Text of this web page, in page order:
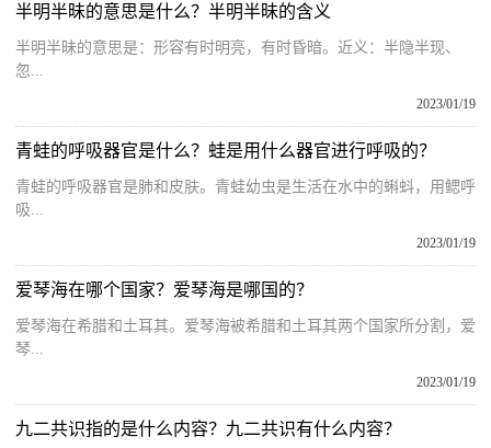
半明半昧的意思是什么？半明半昧的含义
半明半昧的意思是：形容有时明亮，有时昏暗。近义：半隐半现、
忽...
2023/01/19
青蛙的呼吸器官是什么？蛙是用什么器官进行呼吸的？
青蛙的呼吸器官是肺和皮肤。青蛙幼虫是生活在水中的蝌蚪，用鳃呼
吸...
2023/01/19
爱琴海在哪个国家？爱琴海是哪国的？
爱琴海在希腊和土耳其。爱琴海被希腊和土耳其两个国家所分割，爱
琴...
2023/01/19
九二共识指的是什么内容？九二共识有什么内容？